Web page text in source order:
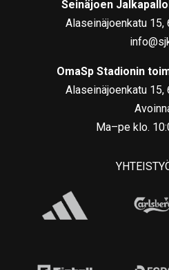
Seinäjoen
Alaseinäjoenkatu 15,
OmaSp Stadionin
Alaseinäjoenkatu 15,
Ma–pe klo.